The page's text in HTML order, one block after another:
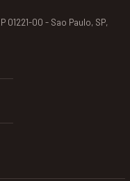
01221-00 - Sao Paulo, SP,